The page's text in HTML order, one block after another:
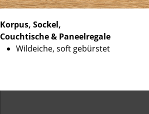
Korpus, Sockel,
Couchtische & Paneelregale
Wildeiche, soft gebürstet